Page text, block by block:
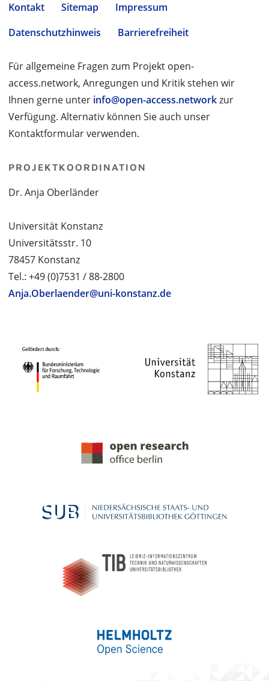
Kontakt Sitemap
Impressum
Datenschutzhinweis
Barrierefreiheit
Für allgemeine Fragen zum Projekt open-
access.network, Anregungen und Kritik stehen wir
Ihnen gerne unter info@open-access.networkzur
Verfügung. Alternativ können Sie auch unser
Kontaktformular verwenden.
PROJEKTKOORDINATION
Dr. Anja Oberländer
Universität Konstanz
Universitätsstr. 10
78457 Konstanz
Tel.: +49 (0)7531 / 88-2800
Anja.Oberlaender@uni-konstanz.de